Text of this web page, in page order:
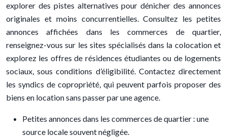
explorer des pistes alternatives pour dénicher des annonces
originales et moins concurrentielles. Consultez les petites
annonces affichées dans les commerces de quartier,
renseignez-vous sur les sites spécialisés dans la colocation et
explorez les offres de résidences étudiantes ou de logements
sociaux, sous conditions d’éligibilité. Contactez directement
les syndics de copropriété, qui peuvent parfois proposer des
biens en location sans passer par une agence.
Petites annonces dans les commerces de quartier : une
source locale souvent négligée.